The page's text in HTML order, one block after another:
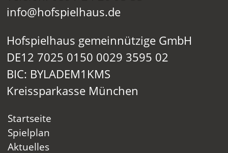
info@hofspielhaus.de
Hofspielhaus gemeinnützige GmbH
DE12 7025 0150 0029 3595 02
BIC: BYLADEM1KMS
Kreissparkasse München
Startseite
Spielplan
Aktuelles